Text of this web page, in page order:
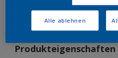
Bestellen Sie
Produkteigenschaften
Alle ablehnen